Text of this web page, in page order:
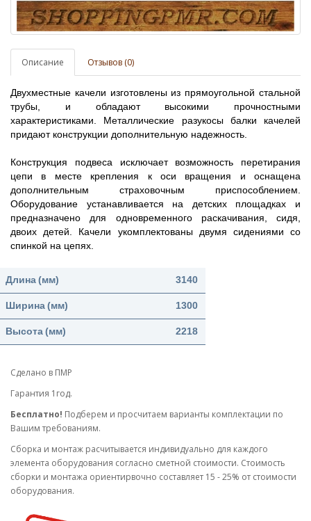
Описание Отзывов (0)
Двухместные качели изготовлены из прямоугольной стальной
трубы, и обладают высокими прочностными
характеристиками. Металлические разукосы балки качелей
придают конструкции дополнительную надежность.
Конструкция подвеса исключает возможность перетирания
цепи в месте крепления к оси вращения и оснащена
дополнительным страховочным приспособлением.
Оборудование устанавливается на детских площадках и
предназначено для одновременного раскачивания, сидя,
двоих детей. Качели укомплектованы двумя сидениями со
спинкой на цепях.
Длина (мм) 3140
Ширина (мм) 1300
Высота (мм) 2218
Сделано в ПМР
Гарантия 1год.
Бесплатно! Подберем и просчитаем варианты комплектации по
Вашим требованиям.
Cборка и монтаж расчитывается индивидуально для каждого
элемента оборудования согласно сметной стоимости. Стоимость
сборки и монтажа ориентирвочно составляет 15 - 25% от стоимости
оборудования.